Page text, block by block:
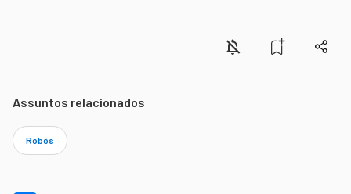
Assuntos relacionados
Robôs